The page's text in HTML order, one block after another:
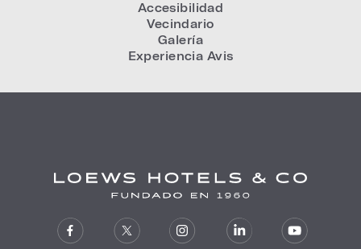
Accesibilidad
Vecindario
Galería
Experiencia Avis